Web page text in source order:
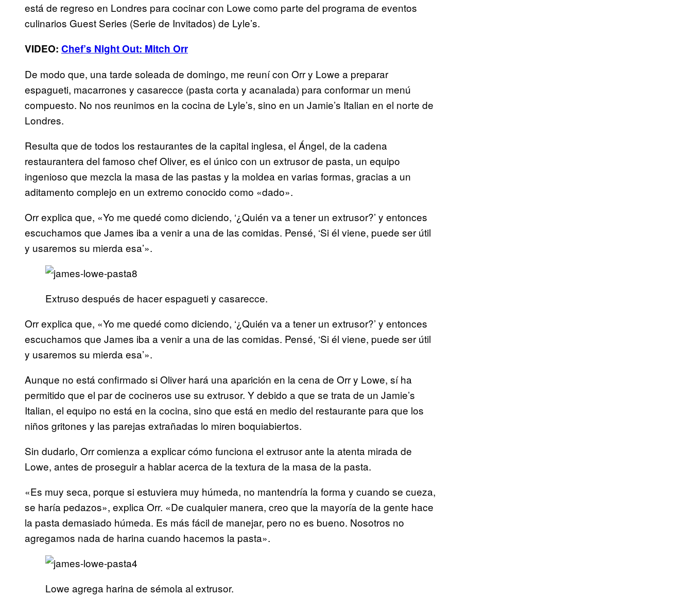
está de regreso en Londres para cocinar con Lowe como parte del programa de eventos
culinarios Guest Series (Serie de Invitados) de Lyle’s.
VIDEO: Chef’s Night Out: Mitch Orr
De modo que, una tarde soleada de domingo, me reuní con Orr y Lowe a preparar
espagueti, macarrones y casarecce (pasta corta y acanalada) para conformar un menú
compuesto. No nos reunimos en la cocina de Lyle’s, sino en un Jamie’s Italian en el norte de
Londres.
Resulta que de todos los restaurantes de la capital inglesa, el Ángel, de la cadena
restaurantera del famoso chef Oliver, es el único con un extrusor de pasta, un equipo
ingenioso que mezcla la masa de las pastas y la moldea en varias formas, gracias a un
aditamento complejo en un extremo conocido como «dado».
Orr explica que, «Yo me quedé como diciendo, ‘¿Quién va a tener un extrusor?’ y entonces
escuchamos que James iba a venir a una de las comidas. Pensé, ‘Si él viene, puede ser útil
y usaremos su mierda esa’».
Extruso después de hacer espagueti y casarecce.
Orr explica que, «Yo me quedé como diciendo, ‘¿Quién va a tener un extrusor?’ y entonces
escuchamos que James iba a venir a una de las comidas. Pensé, ‘Si él viene, puede ser útil
y usaremos su mierda esa’».
Aunque no está confirmado si Oliver hará una aparición en la cena de Orr y Lowe, sí ha
permitido que el par de cocineros use su extrusor. Y debido a que se trata de un Jamie’s
Italian, el equipo no está en la cocina, sino que está en medio del restaurante para que los
niños gritones y las parejas extrañadas lo miren boquiabiertos.
Sin dudarlo, Orr comienza a explicar cómo funciona el extrusor ante la atenta mirada de
Lowe, antes de proseguir a hablar acerca de la textura de la masa de la pasta.
«Es muy seca, porque si estuviera muy húmeda, no mantendría la forma y cuando se cueza,
se haría pedazos», explica Orr. «De cualquier manera, creo que la mayoría de la gente hace
la pasta demasiado húmeda. Es más fácil de manejar, pero no es bueno. Nosotros no
agregamos nada de harina cuando hacemos la pasta».
Lowe agrega harina de sémola al extrusor.